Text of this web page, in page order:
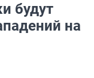
будут
на